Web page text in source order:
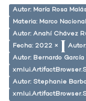
Autor: María Rosa
Materia: Marco
Autor: Anahí Chávez
Fecha: 2022 ×
Autor: Bernardo García
Autor: Stephanie